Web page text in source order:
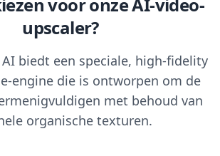
voor onze AI-video-
upscaler?
AI biedt een speciale, high-fidelity
engine die is ontworpen om de
met behoud van
organische texturen.